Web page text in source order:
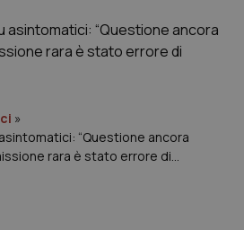
»
“Questione ancora
rara è stato errore di